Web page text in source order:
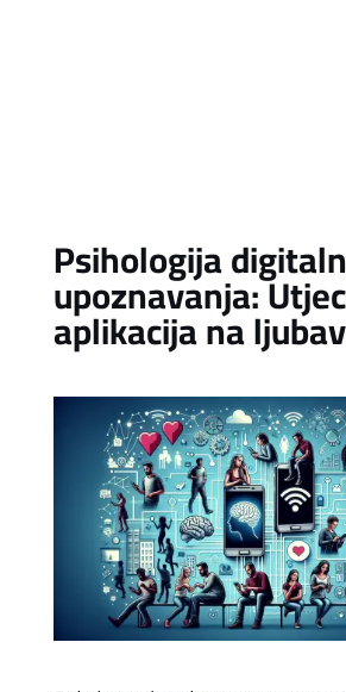
Psihologija
upoznavanja:
aplikacija na